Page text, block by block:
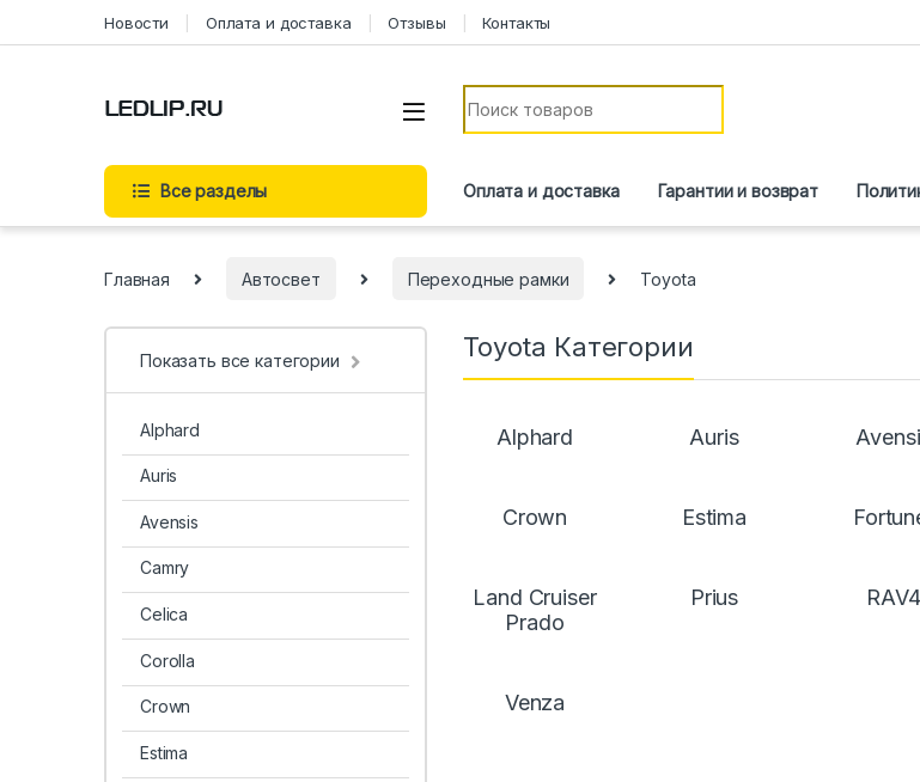
Новости Оплата и доставка Отзывы Контакты
Все разделы Оплата и доставка Гарантии и возврат
Главная Автосвет Переходные рамки Toyota
Toyota Категории
Alphard Auris
Crown Estima
Land Cruiser
Prado
Prius RAV4
Venza
Показать все категории
Alphard
Auris
Avensis
Camry
Celica
Corolla
Crown
Estima